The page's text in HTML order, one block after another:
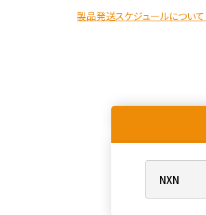
製品発送スケジュールについて